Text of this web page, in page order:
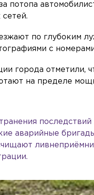
потопа
сетей.
по глубоким
с
города отметили,
на пределе
аварийные